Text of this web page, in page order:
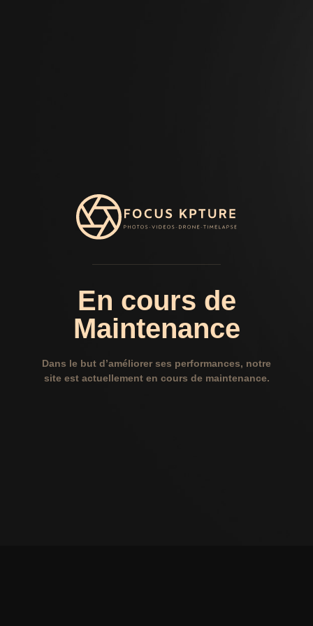
En cours de
Maintenance
Dans le but d’améliorer ses performances, notre
site est actuellement en cours de maintenance.